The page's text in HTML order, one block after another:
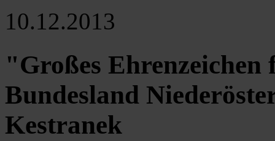
10.12.2013
"Großes Ehrenzeichen
Bundesland
Kestranek